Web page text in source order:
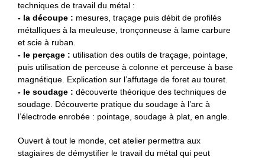
techniques de travail du métal :
- la découpe : mesures, traçage puis débit de profilés
métalliques à la meuleuse, tronçonneuse à lame carbure
et scie à ruban.
- le perçage : utilisation des outils de traçage, pointage,
puis utilisation de perceuse à colonne et perceuse à base
magnétique. Explication sur l’affutage de foret au touret.
- le soudage : découverte théorique des techniques de
soudage. Découverte pratique du soudage à l’arc à
l’électrode enrobée : pointage, soudage à plat, en angle.
Ouvert à tout le monde, cet atelier permettra aux
stagiaires de démystifier le travail du métal qui peut